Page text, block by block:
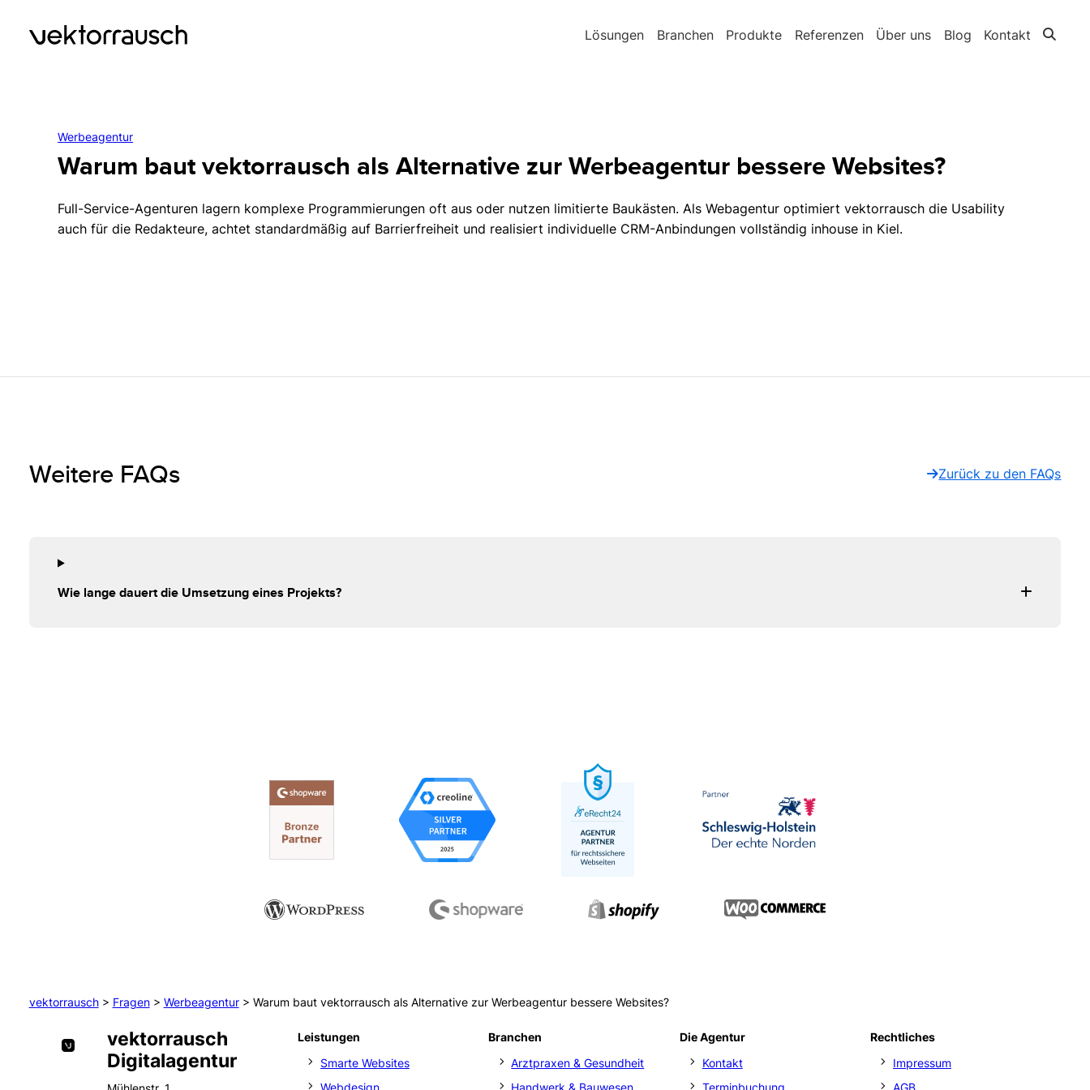
Lösungen Branchen Produkte Referenzen Über uns Blog Kontakt
Werbeagentur
Warum baut vektorrausch als Alternative zur Werbeagentur bessere Websites?
Full-Service-Agenturen lagern komplexe Programmierungen oft aus oder nutzen limitierte Baukästen. Als Webagentur optimiert vektorrausch die Usability
auch für die Redakteure, achtet standardmäßig auf Barrierfreiheit und realisiert individuelle CRM-Anbindungen vollständig inhouse in Kiel.
Weitere FAQs Zurück zu den FAQs
Wie lange dauert die Umsetzung eines Projekts?
vektorrausch> Fragen> Werbeagentur> Warum baut vektorrausch als Alternative zur Werbeagentur bessere Websites?
vektorrausch
Digitalagentur
Leistungen
Smarte Websites
Webdesign
Branchen
Arztpraxen & Gesundheit
Handwerk & Bauwesen
Die Agentur
Kontakt
Terminbuchung
Rechtliches
Impressum
AGB